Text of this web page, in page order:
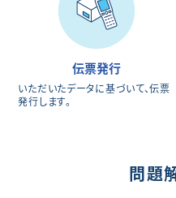
伝票発行
いただいたデータに基づいて、伝票
発行します。
問題